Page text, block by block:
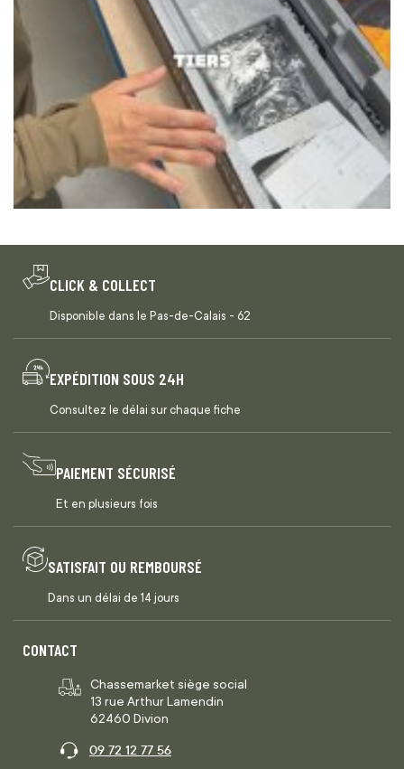
CLICK & COLLECT
Disponible dans le Pas-de-Calais - 62
EXPÉDITION SOUS 24H
Consultez le délai sur chaque fiche
PAIEMENT SÉCURISÉ
Et en plusieurs fois
SATISFAIT OU REMBOURSÉ
Dans un délai de 14 jours
CONTACT
Chassemarket siège social
13 rue Arthur Lamendin
62460 Divion
09 72 12 77 56